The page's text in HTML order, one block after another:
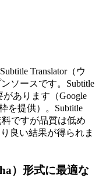
Translator（ウ
ソースです。Subtitle
あります（Google
を提供）。Subtitle
ですが品質は低め
良い結果が得られま
）形式に最適な